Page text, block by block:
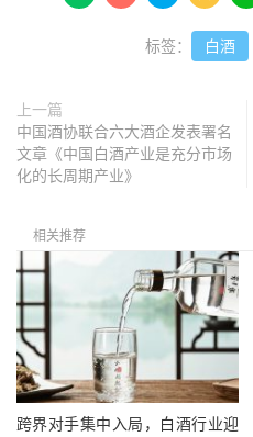
标签： 白酒
上一篇
中国酒协联合六大酒企发表署名
文章《中国白酒产业是充分市场
化的长周期产业》
相关推荐
跨界对手集中入局，白酒行业迎